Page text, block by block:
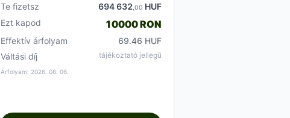
Te fizetsz 694 632 ,00 HUF
Ezt kapod
10000 RON
Effektív árfolyam
69.46 HUF
Váltási díj
tájékoztató jellegű
Árfolyam: 2026. 08. 06.